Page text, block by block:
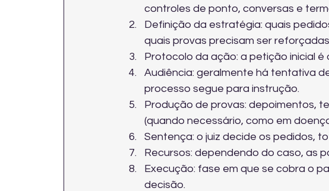
controles de ponto, conversas e
Definição da estratégia: quais
quais provas precisam ser
Protocolo da ação: a petição inicial
Audiência: geralmente há tentativa
processo segue para instrução.
Produção de provas: depoimentos,
(quando necessário, como em
Sentença: o juiz decide os pedidos,
Recursos: dependendo do caso, as
Execução: fase em que se cobra o
decisão.